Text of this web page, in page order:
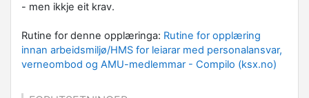
- men ikkje eit krav.
Rutine for denne opplæringa: Rutine for opplæring
innan arbeidsmiljø/HMS for leiarar med personalansvar,
verneombod og AMU-medlemmar - Compilo (ksx.no)